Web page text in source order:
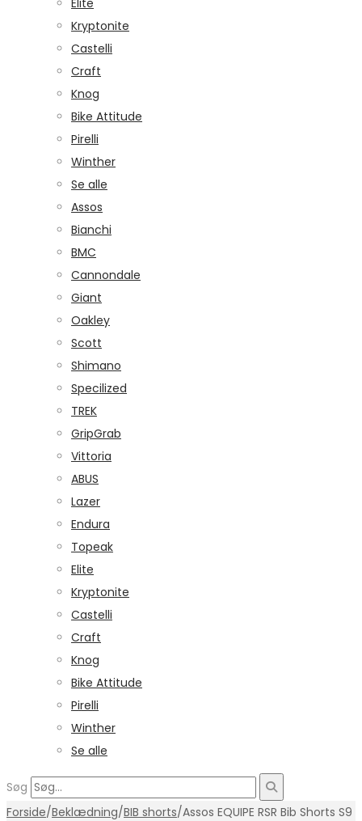
Elite
Kryptonite
Castelli
Craft
Knog
Bike Attitude
Pirelli
Winther
Se alle
Assos
Bianchi
BMC
Cannondale
Giant
Oakley
Scott
Shimano
Specilized
TREK
GripGrab
Vittoria
ABUS
Lazer
Endura
Topeak
Elite
Kryptonite
Castelli
Craft
Knog
Bike Attitude
Pirelli
Winther
Se alle
Søg
Forside/Beklædning/BIB shorts/Assos EQUIPE RSR Bib Shorts S9